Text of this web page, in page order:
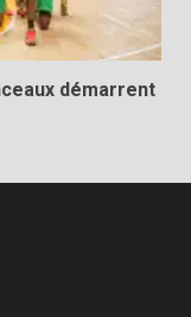
démarrent